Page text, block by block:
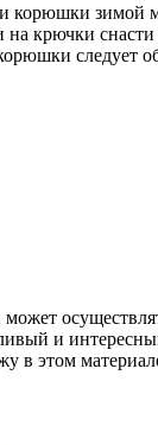
корюшки зимой
крючки
следует
и
в этом